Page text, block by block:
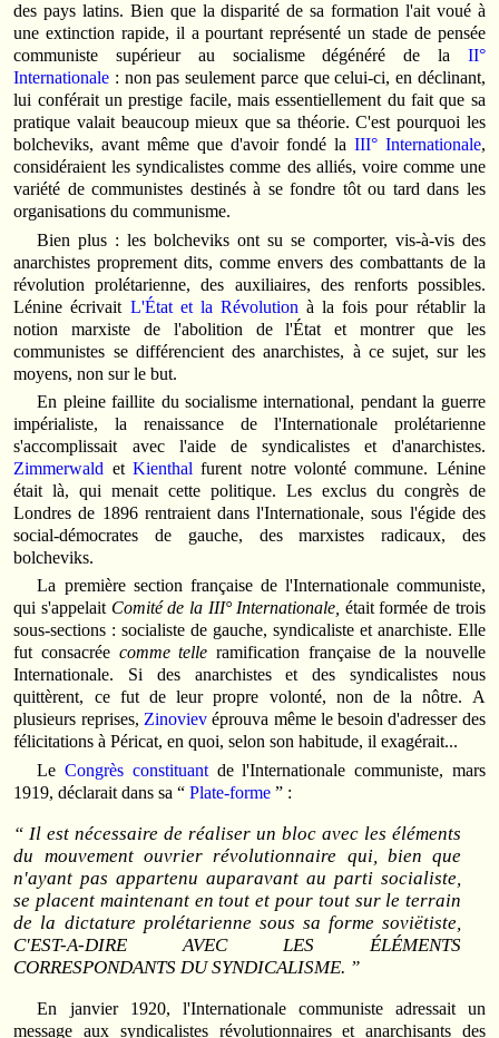
des pays latins. Bien que la disparité de sa formation l'ait voué à
une extinction rapide, il a pourtant représenté un stade de pensée
communiste supérieur au socialisme dégénéré de la II°
Internationale : non pas seulement parce que celui-ci, en déclinant,
lui conférait un prestige facile, mais essentiellement du fait que sa
pratique valait beaucoup mieux que sa théorie. C'est pourquoi les
bolcheviks, avant même que d'avoir fondé la III° Internationale,
considéraient les syndicalistes comme des alliés, voire comme une
variété de communistes destinés à se fondre tôt ou tard dans les
organisations du communisme.
Bien plus : les bolcheviks ont su se comporter, vis-à-vis des
anarchistes proprement dits, comme envers des combattants de la
révolution prolétarienne, des auxiliaires, des renforts possibles.
Lénine écrivait L'État et la Révolution à la fois pour rétablir la
notion marxiste de l'abolition de l'État et montrer que les
communistes se différencient des anarchistes, à ce sujet, sur les
moyens, non sur le but.
En pleine faillite du socialisme international, pendant la guerre
impérialiste, la renaissance de l'Internationale prolétarienne
s'accomplissait avec l'aide de syndicalistes et d'anarchistes.
Zimmerwald et Kienthal furent notre volonté commune. Lénine
était là, qui menait cette politique. Les exclus du congrès de
Londres de 1896 rentraient dans l'Internationale, sous l'égide des
social-démocrates de gauche, des marxistes radicaux, des
bolcheviks.
La première section française de l'Internationale communiste,
qui s'appelait Comité de la III° Internationale, était formée de trois
sous-sections : socialiste de gauche, syndicaliste et anarchiste. Elle
fut consacrée comme telle ramification française de la nouvelle
Internationale. Si des anarchistes et des syndicalistes nous
quittèrent, ce fut de leur propre volonté, non de la nôtre. A
plusieurs reprises, Zinovievéprouva même le besoin d'adresser des
félicitations à Péricat, en quoi, selon son habitude, il exagérait...
LeCongrès constituantde l'Internationale communiste, mars
1919, déclarait dans sa “Plate-forme ” :
“ Il est nécessaire de réaliser un bloc avec les éléments
du mouvement ouvrier révolutionnaire qui, bien que
n'ayant pas appartenu auparavant au parti socialiste,
se placent maintenant en tout et pour tout sur le terrain
de la dictature prolétarienne sous sa forme soviëtiste,
C'EST-A-DIRE AVEC LES ÉLÉMENTS
CORRESPONDANTS DU SYNDICALISME. ”
En janvier 1920, l'Internationale communiste adressait un
message aux syndicalistes révolutionnaires et anarchisants des